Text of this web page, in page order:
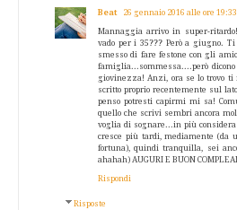
Beat 26 gennaio 2016 alle ore 19:33
Mannaggia arrivo in super-
vado per i 35??? Però a giugno. Ti
smesso di fare festone con gli
famiglia...sommessa....però
giovinezza! Anzi, ora se lo trovo
scritto proprio recentemente sul
penso potresti capirmi mi sa!
quello che scrivi sembri ancora
voglia di sognare...in più
cresce più tardi, mediamente (da
fortuna), quindi tranquilla, sei
ahahah) AUGURI E BUON
Rispondi
Risposte